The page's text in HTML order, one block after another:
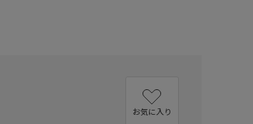
お気に入り